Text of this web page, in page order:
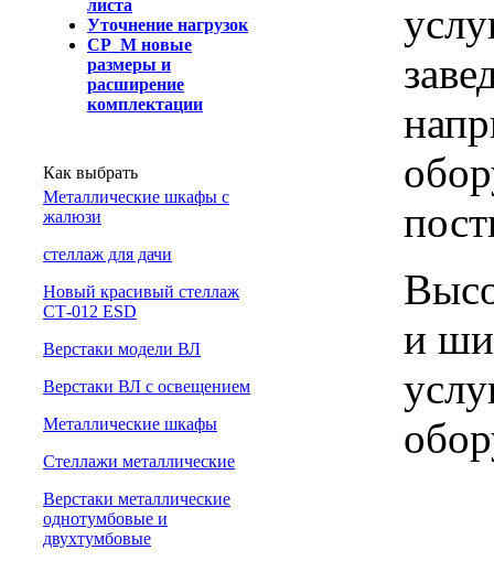
листа
Уточнение нагрузок
СР_М новые
размеры и
расширение
комплектации
Как выбрать
Металлические шкафы с
жалюзи
cтеллаж для дачи
Новый красивый стеллаж
СТ-012 ESD
Верстаки модели ВЛ
Верстаки ВЛ с освещением
Металлические шкафы
Стеллажи металлические
Верстаки металлические
однотумбовые и
двухтумбовые
и